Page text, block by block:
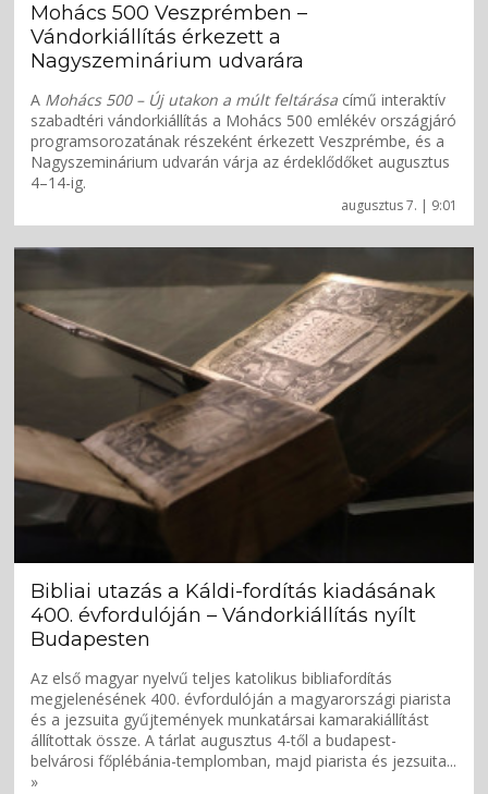
augusztus 7. | 9:01
Mohács 500 Veszprémben –
Vándorkiállítás érkezett a
Nagyszeminárium udvarára
A Mohács 500 – Új utakon a múlt feltárása című interaktív
szabadtéri vándorkiállítás a Mohács 500 emlékév országjáró
programsorozatának részeként érkezett Veszprémbe, és a
Nagyszeminárium udvarán várja az érdeklődőket augusztus
4–14-ig.
Bibliai utazás a Káldi-fordítás kiadásának
400. évfordulóján – Vándorkiállítás nyílt
Budapesten
Az első magyar nyelvű teljes katolikus bibliafordítás
megjelenésének 400. évfordulóján a magyarországi piarista
és a jezsuita gyűjtemények munkatársai kamarakiállítást
állítottak össze. A tárlat augusztus 4-től a budapest-
belvárosi főplébánia-templomban, majd piarista és jezsuita...
»